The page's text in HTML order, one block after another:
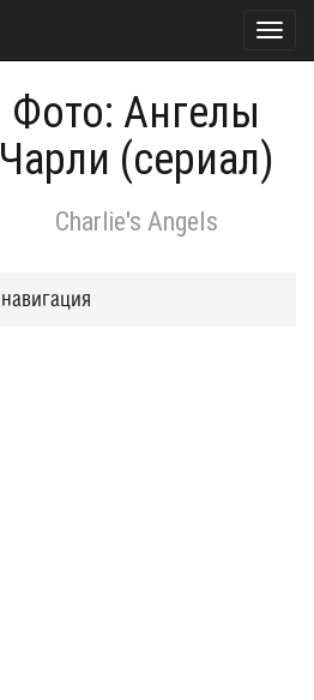
Фото: Ангелы
Чарли (сериал)
Charlie's Angels
навигация